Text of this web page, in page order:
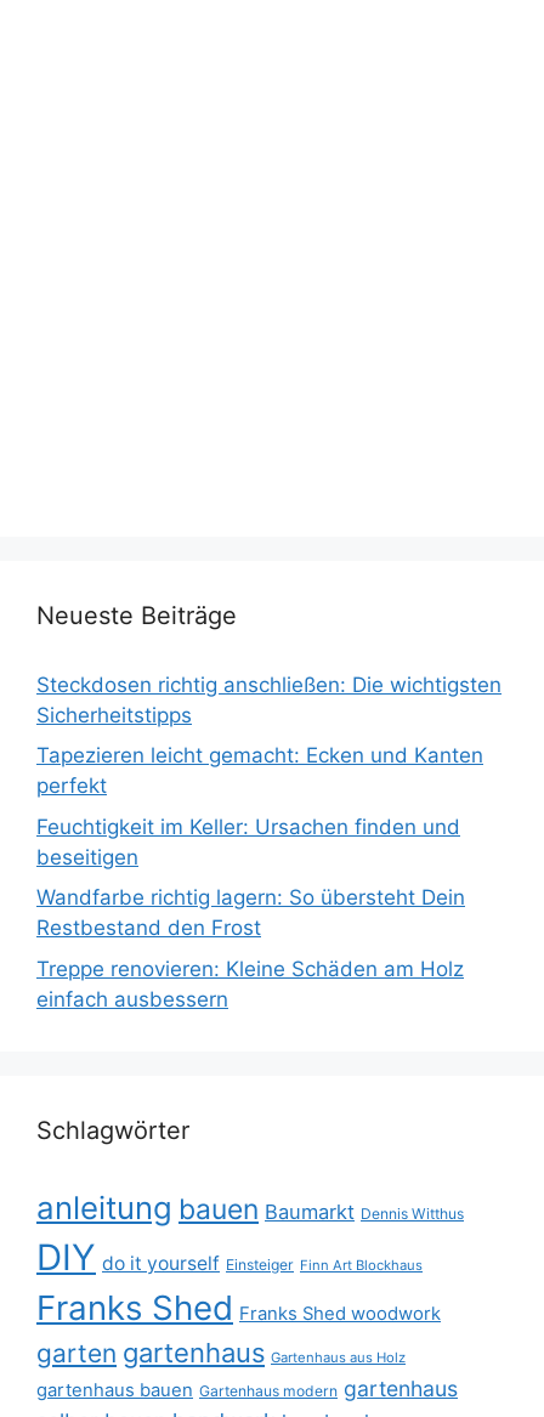
Neueste Beiträge
Steckdosen richtig anschließen: Die wichtigsten
Sicherheitstipps
Tapezieren leicht gemacht: Ecken und Kanten
perfekt
Feuchtigkeit im Keller: Ursachen finden und
beseitigen
Wandfarbe richtig lagern: So übersteht Dein
Restbestand den Frost
Treppe renovieren: Kleine Schäden am Holz
einfach ausbessern
Schlagwörter
anleitung bauen Baumarkt Dennis Witthus
DIY do it yourself Einsteiger Finn Art Blockhaus
Franks Shed Franks Shed woodwork
garten gartenhaus Gartenhaus aus Holz
gartenhaus bauen Gartenhaus modern gartenhaus